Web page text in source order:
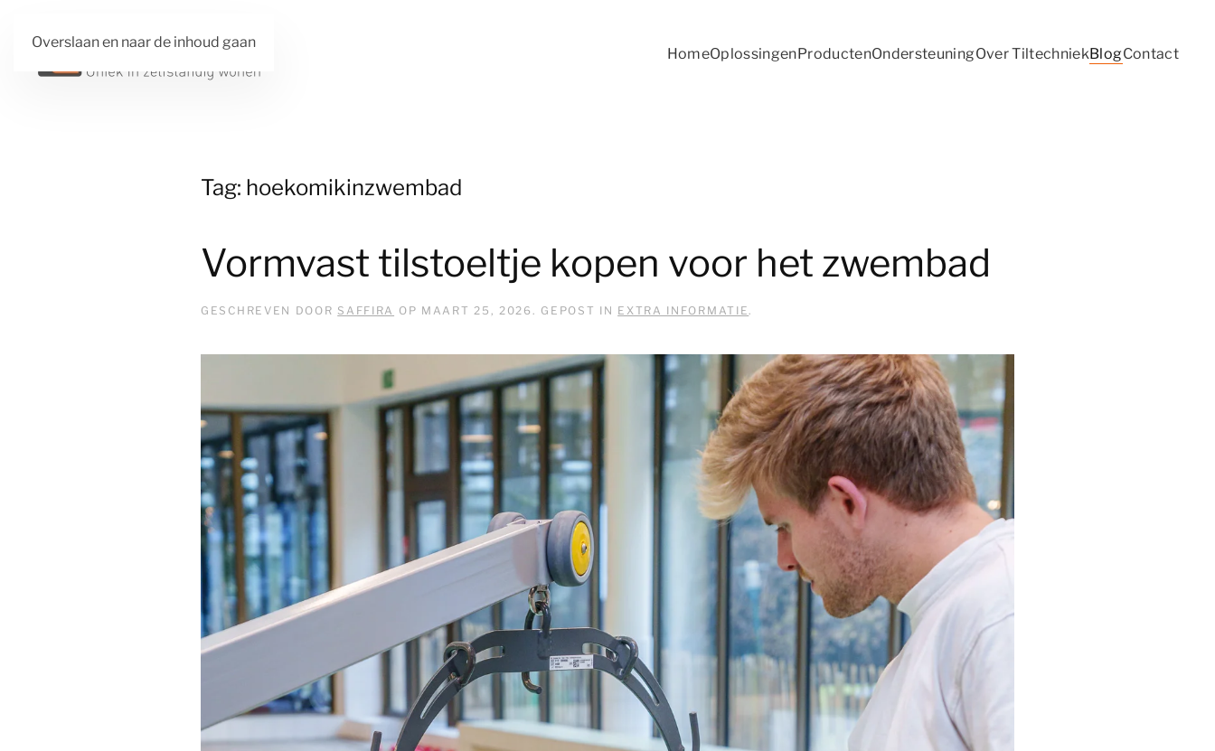
Overslaan en naar de inhoud gaan
HomeOplossingenProductenOndersteuningOver TiltechniekBlogContact
Tag: hoekomikinzwembad
Vormvast tilstoeltje kopen voor het zwembad
GESCHREVEN DOOR SAFFIRA OP MAART 25, 2026 . GEPOST IN EXTRA INFORMATIE.